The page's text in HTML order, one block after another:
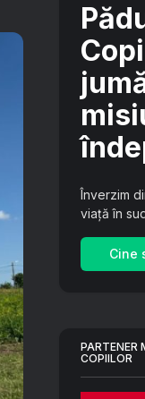
Înverzim
viață în
Cine
PARTENER
COPIILOR